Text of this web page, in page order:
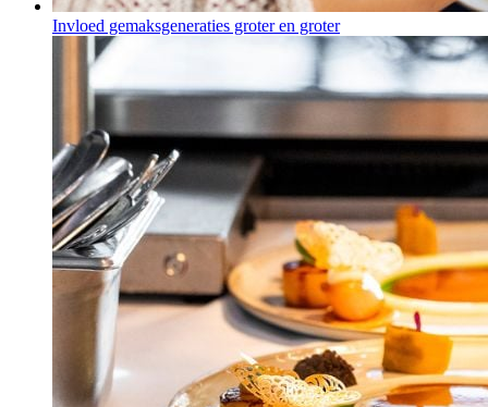
Invloed gemaksgeneraties groter en groter